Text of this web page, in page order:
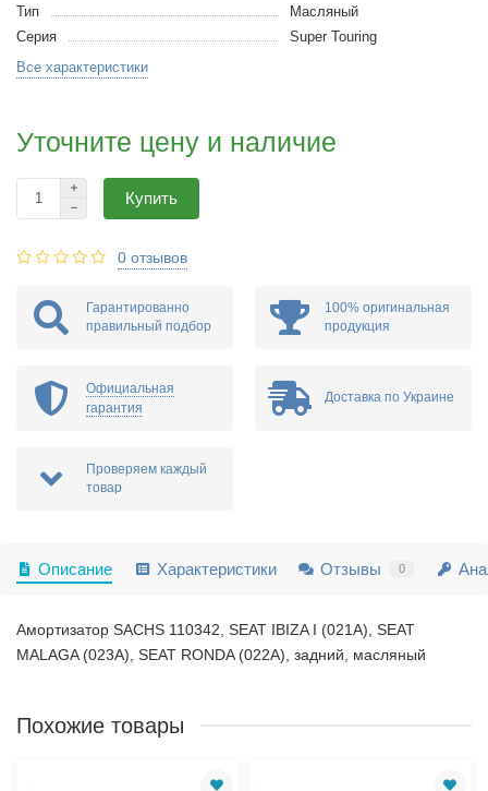
Тип
Масляный
Серия
Super Touring
Все характеристики
Уточните цену и наличие
Купить
0 отзывов
Гарантированно
правильный подбор
100% оригинальная
продукция
Официальная
гарантия
Доставка по Украине
Проверяем каждый
товар
Описание Характеристики Отзывы 0
Амортизатор SACHS 110342, SEAT IBIZA I (021A), SEAT
MALAGA (023A), SEAT RONDA (022A), задний, масляный
Похожие товары